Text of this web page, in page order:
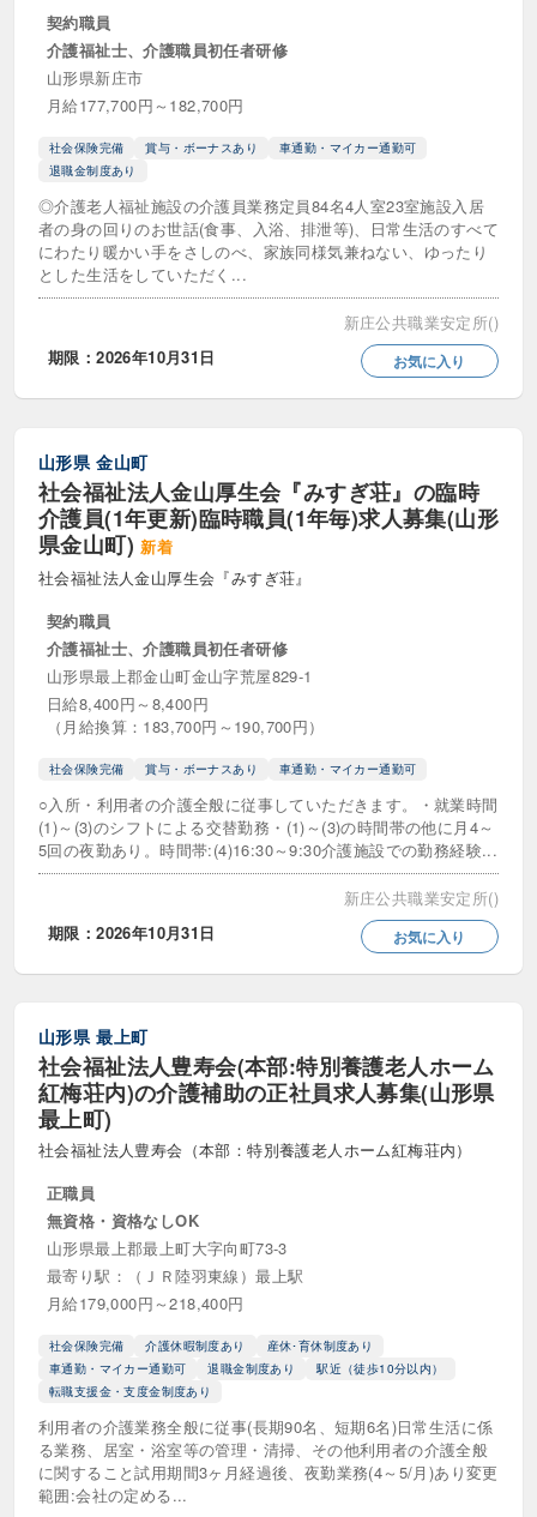
サービス提供責任者（サ責）
スクールソーシャルワーカー
介護タクシー
介護相談員 介護職・ケアワーカー
介護認定調査員
児童発達支援管理責任者（児発管）
医療ソーシャルワーカー 子ども家庭支援員
生活支援員
生活相談員・ソーシャルワーカー
登録ヘルパー 相談支援員
相談支援専門員
福祉用具専門相談員 職業指導員
訪問介護員・ヘルパー
センター長・介護長 公務員
施設長・所長 管理者・候補
スキマ時間勤務
午前のみ勤務 午後のみ勤務 単発
即日勤務歓迎 土日休み 土日祝休み
土曜のみ
夜勤専従・夜勤のみ
平日のみ勤務 年間休日110日以上
年間休日120日以上 年間休日130日以上
日勤のみ・夜勤なし
曜日応相談可 短時間勤務可
週1日からOK 週2日からOK
契約職員
介護福祉士、介護職員初任者研修
山形県新庄市
月給177,700円～182,700円
社会保険完備 賞与・ボーナスあり
車通勤・マイカー通勤可
退職金制度あり
◎介護老人福祉施設の介護員業務定員84名4人室23室施設入居
者の身の回りのお世話(食事、入浴、排泄等)、日常生活のすべて
にわたり暖かい手をさしのべ、家族同様気兼ねない、ゆったり
とした生活をしていただく...
新庄公共職業安定所()
期限：2026年10月31日
お気に入り
山形県 金山町
社会福祉法人金山厚生会『みすぎ荘』の臨時
介護員(1年更新)臨時職員(1年毎)求人募集(山形
県金山町)新着
社会福祉法人金山厚生会『みすぎ荘』
契約職員
介護福祉士、介護職員初任者研修
山形県最上郡金山町金山字荒屋829-1
日給8,400円～8,400円
（月給換算：183,700円～190,700円）
社会保険完備 賞与・ボーナスあり 車通勤・マイカー通勤可
○入所・利用者の介護全般に従事していただきます。・就業時間
(1)～(3)のシフトによる交替勤務・(1)～(3)の時間帯の他に月4～
5回の夜勤あり。時間帯:(4)16:30～9:30介護施設での勤務経験...
新庄公共職業安定所()
期限：2026年10月31日
お気に入り
山形県 最上町
社会福祉法人豊寿会(本部:特別養護老人ホーム
紅梅荘内)の介護補助の正社員求人募集(山形県
最上町)
社会福祉法人豊寿会（本部：特別養護老人ホーム紅梅荘内）
正職員
無資格・資格なしOK
山形県最上郡最上町大字向町73-3
最寄り駅：（ＪＲ陸羽東線）最上駅
月給179,000円～218,400円
社会保険完備 介護休暇制度あり
産休･育休制度あり
車通勤・マイカー通勤可
退職金制度あり
駅近（徒歩10分以内）
転職支援金・支度金制度あり
利用者の介護業務全般に従事(長期90名、短期6名)日常生活に係
る業務、居室・浴室等の管理・清掃、その他利用者の介護全般
に関すること試用期間3ヶ月経過後、夜勤業務(4～5/月)あり変更
範囲:会社の定める...